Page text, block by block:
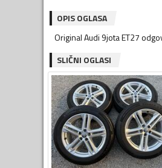
OPIS OGLASA
Original Audi 9jota ET27
SLIČNI OGLASI